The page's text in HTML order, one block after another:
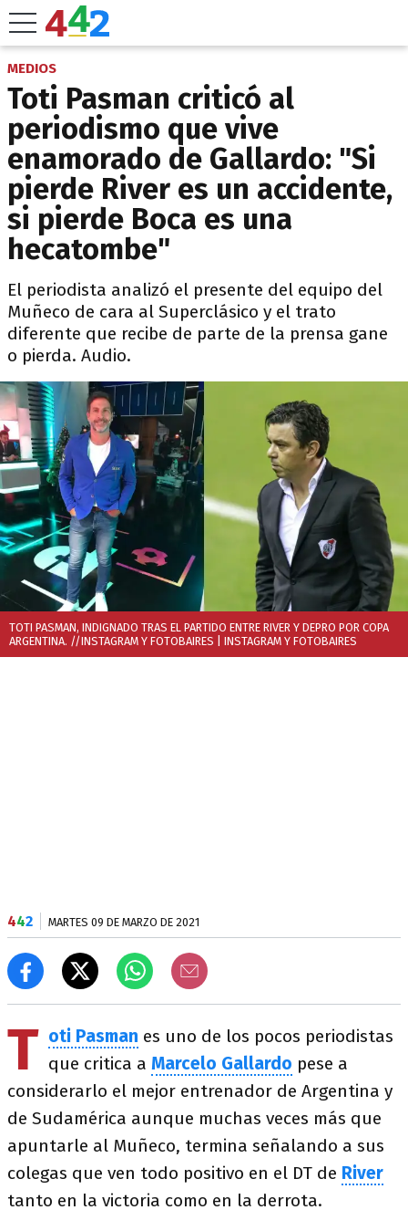
MEDIOS
Toti Pasman criticó al
periodismo que vive
enamorado de Gallardo: "Si
pierde River es un accidente,
si pierde Boca es una
hecatombe"
El periodista analizó el presente del equipo del
Muñeco de cara al Superclásico y el trato
diferente que recibe de parte de la prensa gane
o pierda. Audio.
TOTI PASMAN, INDIGNADO TRAS EL PARTIDO ENTRE RIVER Y DEPRO POR COPA
ARGENTINA. //INSTAGRAM Y FOTOBAIRES | INSTAGRAM Y FOTOBAIRES
442 MARTES 09 DE MARZO DE 2021
T oti Pasman es uno de los pocos periodistas
que critica a Marcelo Gallardo pese a
considerarlo el mejor entrenador de Argentina y
de Sudamérica aunque muchas veces más que
apuntarle al Muñeco, termina señalando a sus
colegas que ven todo positivo en el DT de River
tanto en la victoria como en la derrota.